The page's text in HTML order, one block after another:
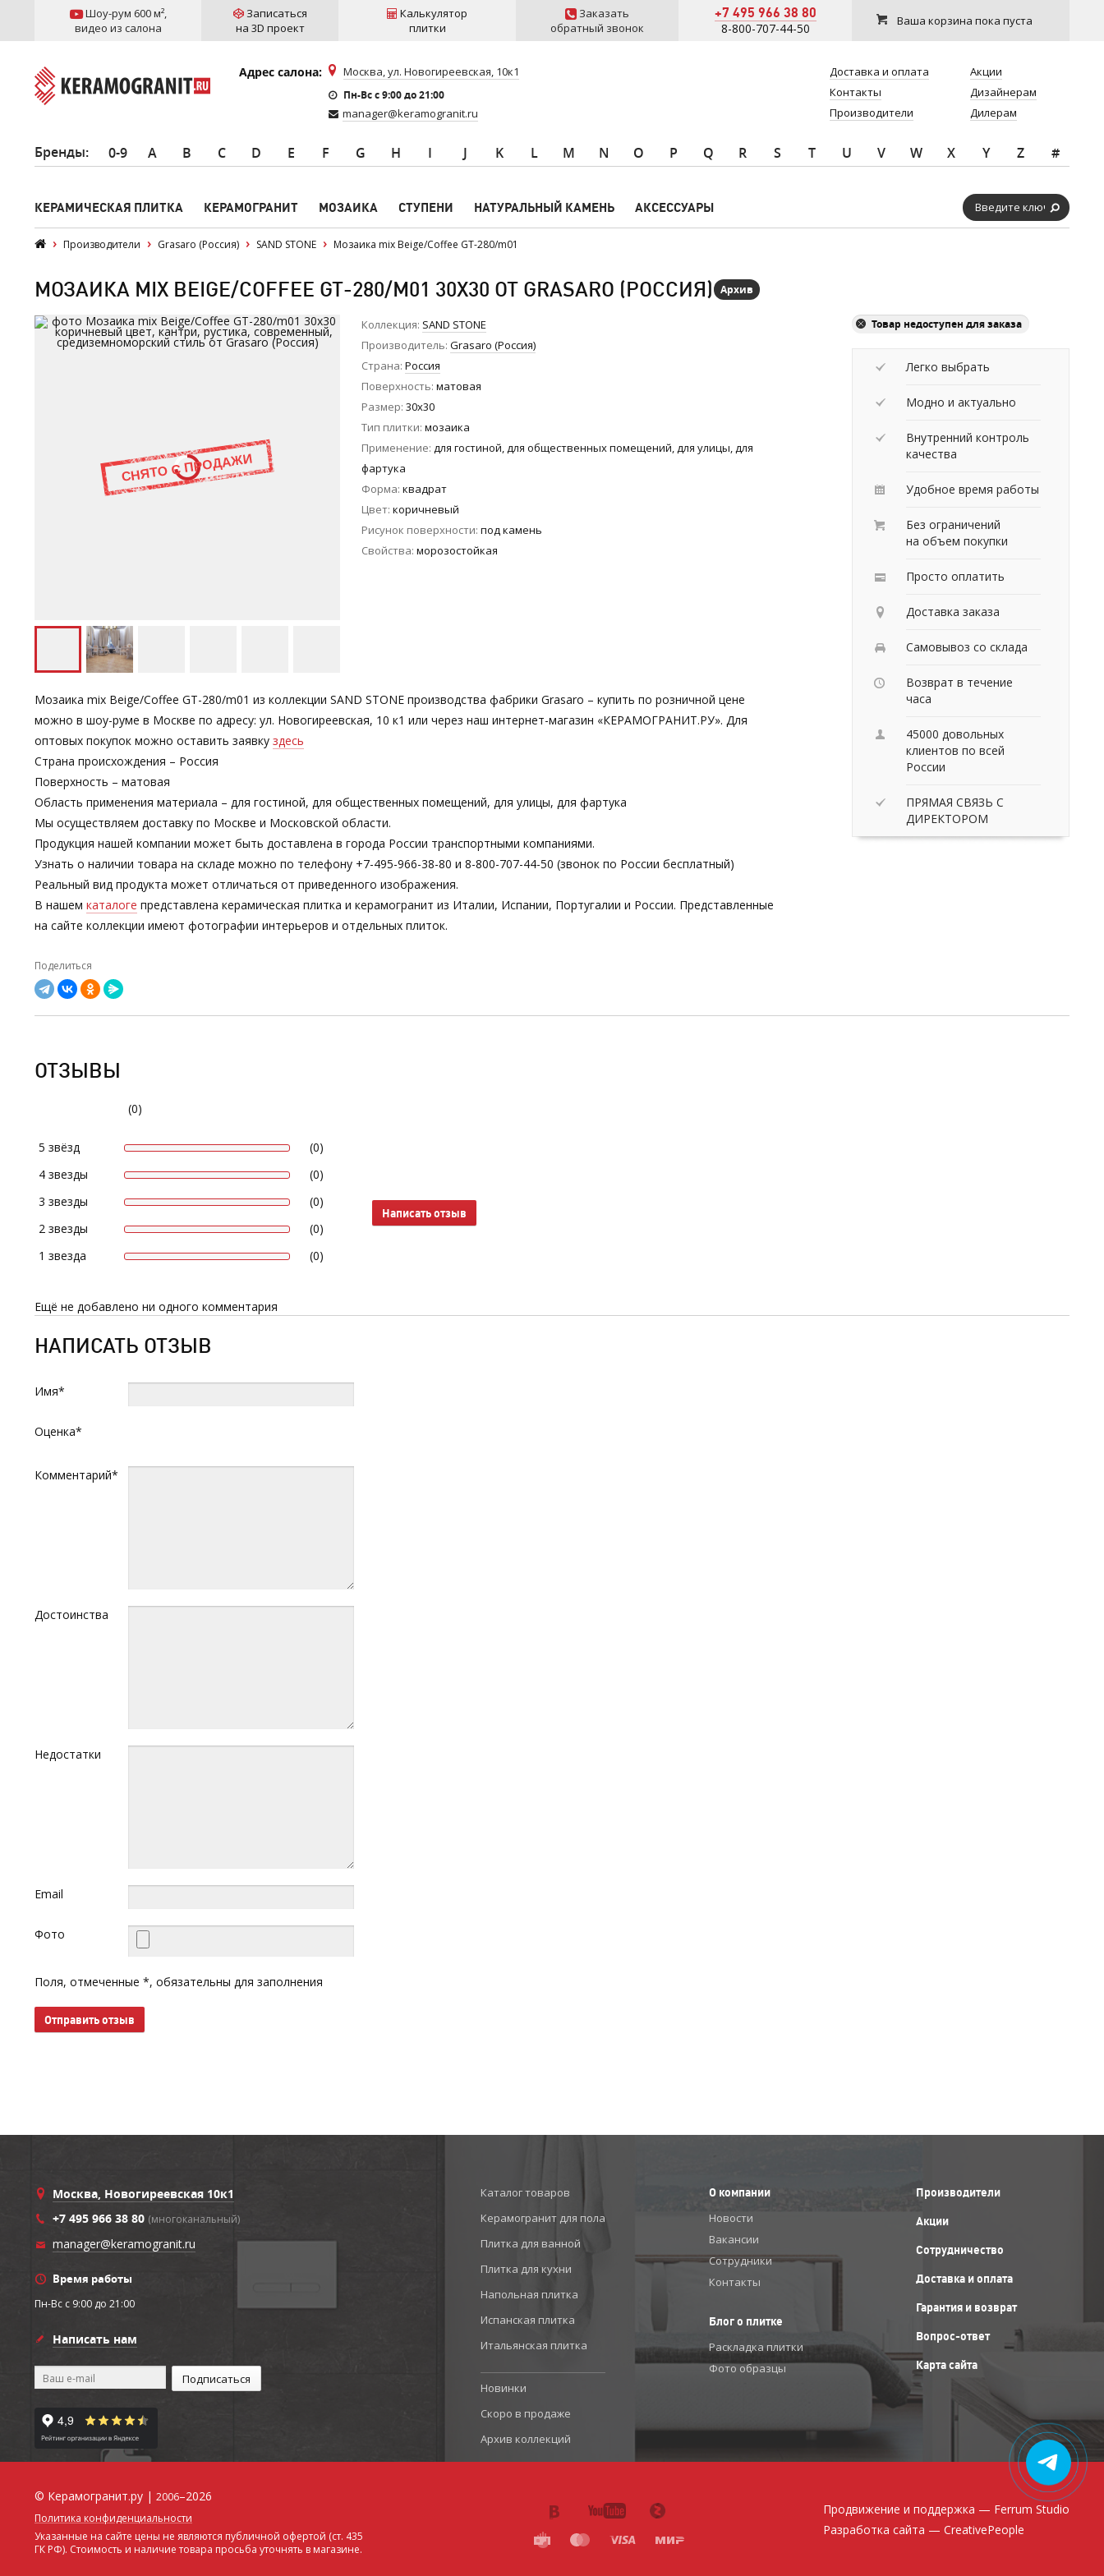
Шоу-рум 600 м²,
видео из салона
Записаться
на 3D проект
Калькулятор
плитки
Заказать
обратный звонок
+7 495 966 38 80
8-800-707-44-50 Ваша корзина пока пуста
Адрес салона: Москва, ул. Новогиреевская, 10к1
Пн-Вс c 9:00 до 21:00
manager@keramogranit.ru
Доставка и оплата
Контакты
Производители
Акции
Дизайнерам
Дилерам
Бренды: 0-9 A B C D E F G H I J K L M N O P Q R S T U V W X Y Z #
КЕРАМИЧЕСКАЯ ПЛИТКА КЕРАМОГРАНИТ МОЗАИКА СТУПЕНИ НАТУРАЛЬНЫЙ КАМЕНЬ АКСЕССУАРЫ
Производители Grasaro (Россия) SAND STONE Мозаика mix Beige/Coffee GT-280/m01
МОЗАИКА MIX BEIGE/COFFEE GT-280/M01 30X30 ОТ GRASARO (РОССИЯ) Архив
Коллекция SAND STONE
Производитель Grasaro (Россия)
Страна Россия
Поверхность матовая
Размер 30x30
Тип плитки мозаика
Применение для гостиной, для общественных помещений, для улицы, для
фартука
Форма квадрат
Цвет коричневый
Рисунок поверхности под камень
Свойства морозостойкая
Мозаика mix Beige/Coffee GT-280/m01 из коллекции SAND STONE производства фабрики Grasaro – купить по розничной цене
можно в шоу-руме в Москве по адресу: ул. Новогиреевская, 10 к1 или через наш интернет-магазин «КЕРАМОГРАНИТ.РУ». Для
оптовых покупок можно оставить заявку здесь
Страна происхождения – Россия
Поверхность – матовая
Область применения материала – для гостиной, для общественных помещений, для улицы, для фартука
Мы осуществляем доставку по Москве и Московской области.
Продукция нашей компании может быть доставлена в города России транспортными компаниями.
Узнать о наличии товара на складе можно по телефону +7-495-966-38-80 и 8-800-707-44-50 (звонок по России бесплатный)
Реальный вид продукта может отличаться от приведенного изображения.
В нашем каталоге представлена керамическая плитка и керамогранит из Италии, Испании, Португалии и России. Представленные
на сайте коллекции имеют фотографии интерьеров и отдельных плиток.
Поделиться
Товар недоступен для заказа
Легко выбрать
Модно и актуально
Внутренний контроль
качества
Удобное время работы
Без ограничений
на объем покупки
Просто оплатить
Доставка заказа
Самовывоз со склада
Возврат в течение
часа
45000 довольных
клиентов по всей
России
ПРЯМАЯ СВЯЗЬ С
ДИРЕКТОРОМ
ОТЗЫВЫ
(0)
5 звёзд
(0)
4 звезды
(0)
3 звезды
(0)
2 звезды
(0)
1 звезда
(0)
Написать отзыв
Ещё не добавлено ни одного комментария
НАПИСАТЬ ОТЗЫВ
Имя*
Оценка*
Комментарий*
Достоинства
Недостатки
Email
Фото
Поля, отмеченные *, обязательны для заполнения
Отправить отзыв
Москва, Новогиреевская 10к1
+7 495 966 38 80 (многоканальный)
manager@keramogranit.ru
Время работы
Пн-Вс c 9:00 до 21:00
Написать нам
Каталог товаров
Керамогранит для пола
Плитка для ванной
Плитка для кухни
Напольная плитка
Испанская плитка
Итальянская плитка
Новинки
Скоро в продаже
Архив коллекций
О компании
Новости
Вакансии
Сотрудники
Контакты
Блог о плитке
Раскладка плитки
Фото образцы
Производители
Акции
Сотрудничество
Доставка и оплата
Гарантия и возврат
Вопрос-ответ
Карта сайта
© Керамогранит.ру | 2006–2026
Политика конфиденциальности
Указанные на сайте цены не являются публичной офертой (ст. 435
ГК РФ). Стоимость и наличие товара просьба уточнять в магазине.
Продвижение и поддержка — Ferrum Studio
Разработка сайта — CreativePeople